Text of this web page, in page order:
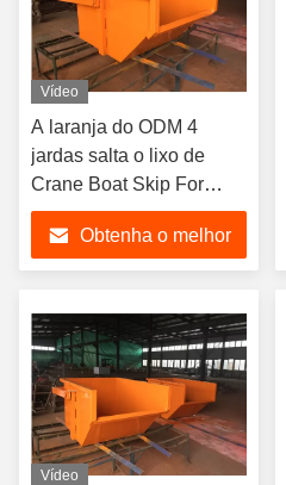
Vídeo
A laranja do ODM 4
jardas salta o lixo de
Crane Boat Skip For
Construction
Obtenha o melhor
Vídeo